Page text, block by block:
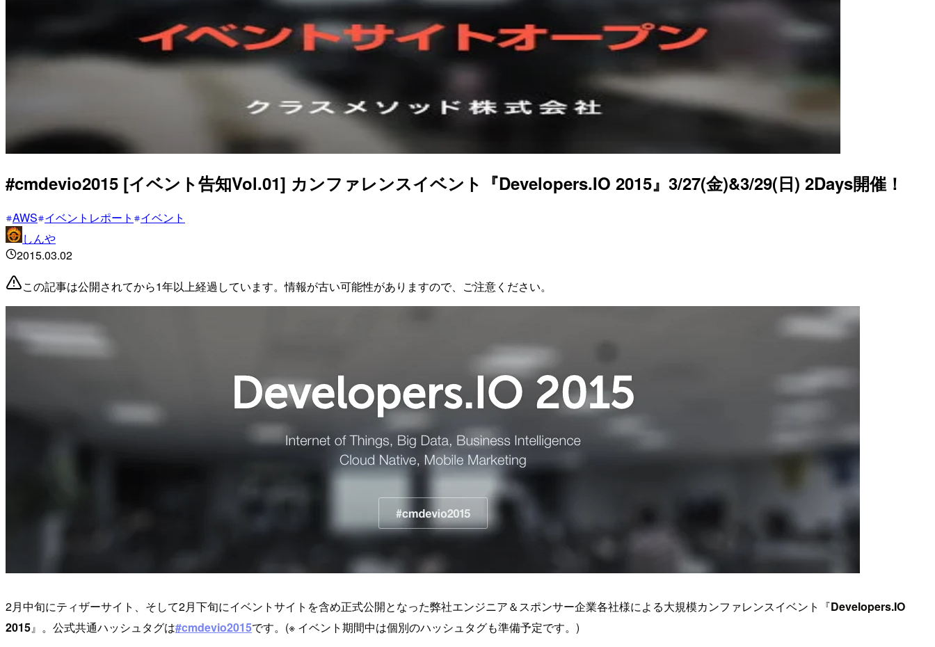
#cmdevio2015 [イベント告知Vol.01] カンファレンスイベント『Developers.IO 2015』3/27(金)&3/29(日) 2Days開催！
AWS イベントレポート
イベント
しんや
2015.03.02
この記事は公開されてから1年以上経過しています。情報が古い可能性がありますので、ご注意ください。
2月中旬にティザーサイト、そして2月下旬にイベントサイトを含め正式公開となった弊社エンジニア＆スポンサー企業各社様による大規模カンファレンスイベント『Developers.IO
2015』。公式共通ハッシュタグは#cmdevio2015です。(※ イベント期間中は個別のハッシュタグも準備予定です。)